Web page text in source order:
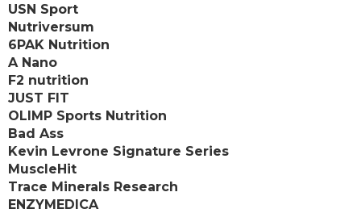
USN Sport
Nutriversum
6PAK Nutrition
A Nano
F2 nutrition
JUST FIT
OLIMP Sports Nutrition
Bad Ass
Kevin Levrone Signature Series
MuscleHit
Trace Minerals Research
ENZYMEDICA